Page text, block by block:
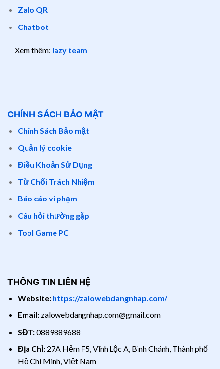
Zalo QR
Chatbot
Xem thêm: lazy team
CHÍNH SÁCH BẢO MẬT
Chính Sách Bảo mật
Quản lý cookie
Điều Khoản Sử Dụng
Từ Chối Trách Nhiệm
Báo cáo vi phạm
Câu hỏi thường gặp
Tool Game PC
THÔNG TIN LIÊN HỆ
Website: https://zalowebdangnhap.com/
Email:zalowebdangnhap.com@gmail.com
SĐT:0889889688
Địa Chỉ:27A Hẻm F5, Vĩnh Lộc A, Bình Chánh, Thành phố
Hồ Chí Minh, Việt Nam